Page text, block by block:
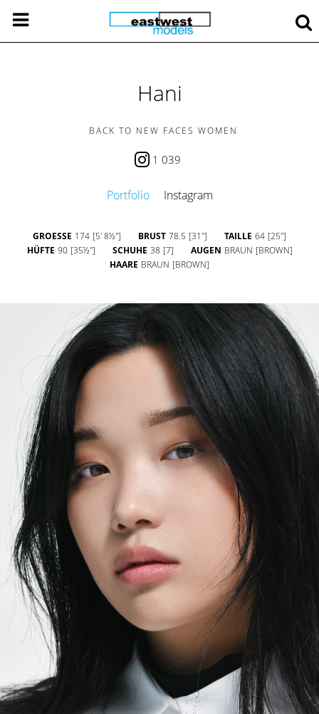
Hani
BACK TO NEW FACES WOMEN
1 039
Portfolio Instagram
GROESSE 174 [5' 8½''] BRUST 78.5 [31''] TAILLE 64 [25'']
HÜFTE 90 [35½''] SCHUHE 38 [7] AUGEN BRAUN [BROWN]
HAARE BRAUN [BROWN]